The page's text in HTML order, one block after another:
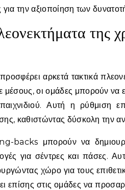
για την αξιοποίηση των
της
αρκετά τακτικά
μέσους, οι ομάδες μπορούν να
Αυτή η ρύθμιση
καθιστώντας δύσκολη την
backs μπορούν να
για σέντρες και πάσες.
χώρο για τους
επίσης στις ομάδες να